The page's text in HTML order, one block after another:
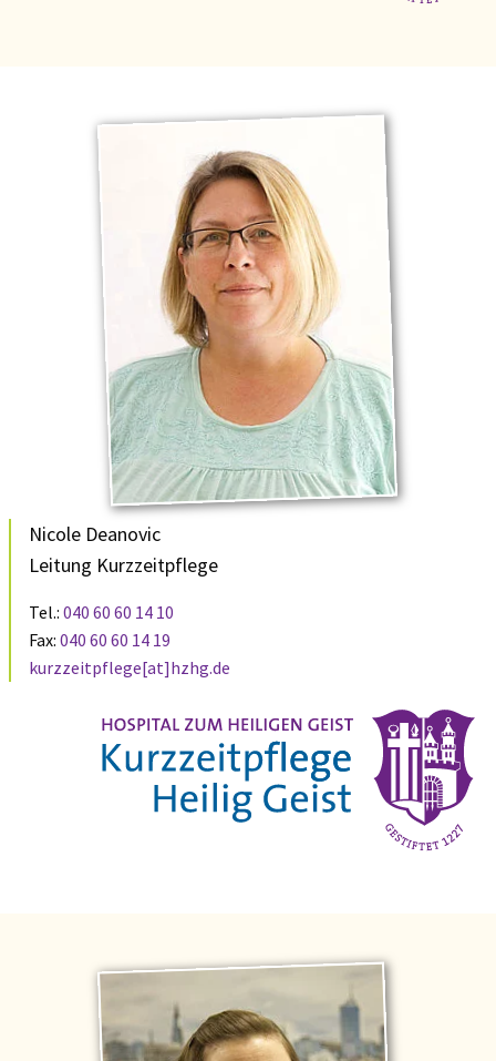
Nicole Deanovic
Leitung Kurzzeitpflege
Tel.: 040 60 60 14 10
Fax: 040 60 60 14 19
kurzzeitpflege[at]hzhg.de